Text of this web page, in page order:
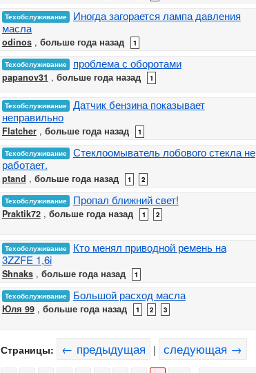
Техобслуживание
Иногда загорается лампа давления
масла
odinos, больше года назад 1
Техобслуживание проблема с оборотами
papanov31 , больше года назад 1
Техобслуживание
Датчик бензина показывает
неправильно
Flatcher, больше года назад 1
Техобслуживание
Стеклоомыватель лобового стекла не
работает.
ptand , больше года назад 1 2
Техобслуживание Пропал ближний свет!
Praktik72, больше года назад 1 2
Техобслуживание
Кто менял приводной ремень на
3ZZFE 1,6i
Shnaks, больше года назад 1
Техобслуживание Большой расход масла
Юля 99, больше года назад 1 2 3
Страницы: ← предыдущая | следующая →